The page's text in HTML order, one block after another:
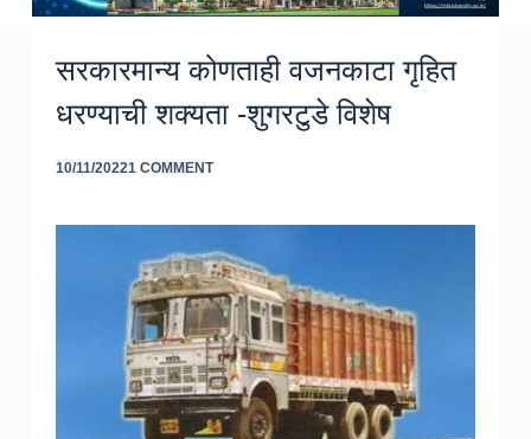
सरकारमान्य कोणताही वजनकाटा गृहित
धरण्याची शक्यता -शुगरटुडे विशेष
10/11/20221 COMMENT